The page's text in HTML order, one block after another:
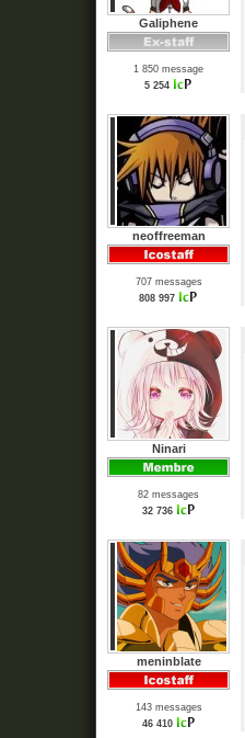
Galiphene
1 850 message
5 254
neoffreeman
707 messages
808 997
Ninari
82 messages
32 736
meninblate
143 messages
46 410